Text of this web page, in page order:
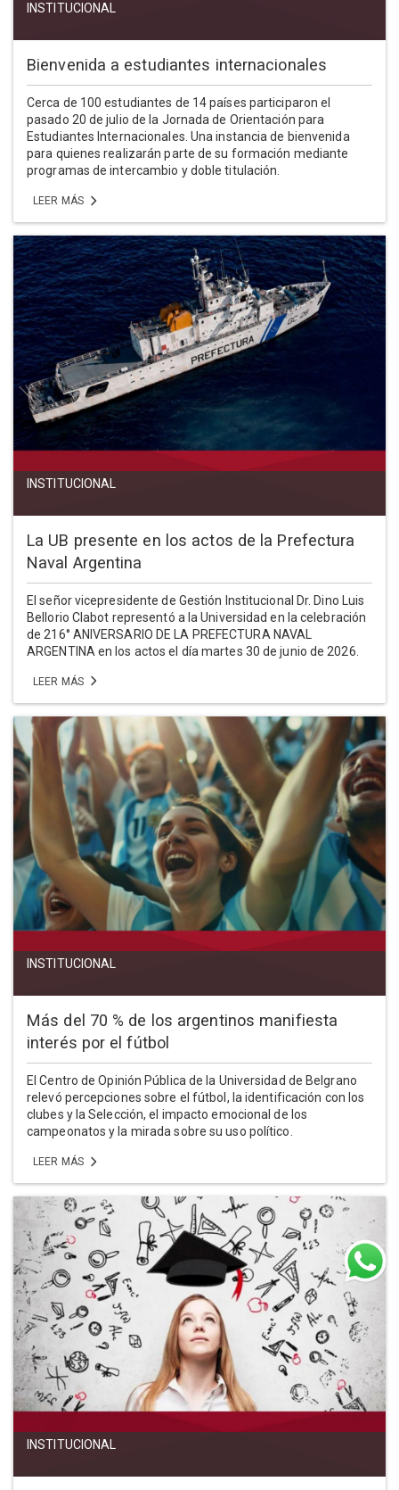
INSTITUCIONAL
Bienvenida a estudiantes internacionales
Cerca de 100 estudiantes de 14 países participaron el
pasado 20 de julio de la Jornada de Orientación para
Estudiantes Internacionales. Una instancia de bienvenida
para quienes realizarán parte de su formación mediante
programas de intercambio y doble titulación.
LEER MÁS
INSTITUCIONAL
La UB presente en los actos de la Prefectura
Naval Argentina
El señor vicepresidente de Gestión Institucional Dr. Dino Luis
Bellorio Clabot representó a la Universidad en la celebración
de 216° ANIVERSARIO DE LA PREFECTURA NAVAL
ARGENTINA en los actos el día martes 30 de junio de 2026.
LEER MÁS
INSTITUCIONAL
Más del 70 % de los argentinos manifiesta
interés por el fútbol
El Centro de Opinión Pública de la Universidad de Belgrano
relevó percepciones sobre el fútbol, la identificación con los
clubes y la Selección, el impacto emocional de los
campeonatos y la mirada sobre su uso político.
LEER MÁS
INSTITUCIONAL